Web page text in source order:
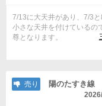
7/13に大天井があり、7/3と
小さな天井を付けているの
尊となります。
売り 陽のたすき線